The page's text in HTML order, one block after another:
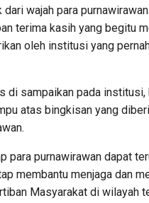
wajah para
terima kasih yang begitu
oleh institusi yang
di sampaikan pada
atas bingkisan yang
para purnawirawan dapat
membantu menjaga dan
Masyarakat di wilayah